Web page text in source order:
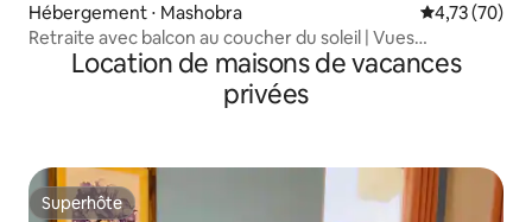
Hébergement ⋅ Mashobra Évaluation
4,73 (70)
Retraite avec balcon au coucher du soleil | Vues
panoramiques | 3 chambres + cuisine
Location de maisons de vacances
privées
Superhôte
Superhôte